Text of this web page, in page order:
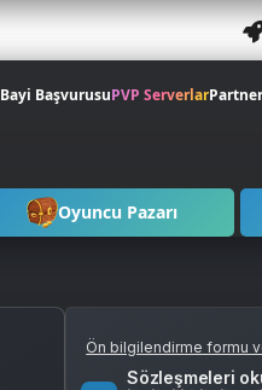
Bayi BaşvurusuPVP Serverlar
Oyuncu Pazarı
Ön bilgilendirme formu
Sözleşmeleri